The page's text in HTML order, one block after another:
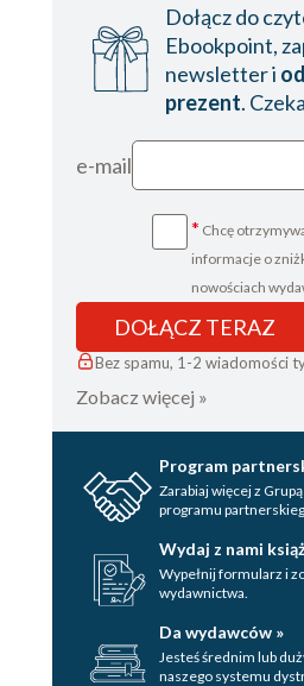
Dołącz do
Ebookpoint,
newsletter i
prezent.
e-mail
* Chcę
informacje o
nowościach
DOŁĄCZ TERAZ
Bez spamu, 1-2 wiadomości
Zobacz więcej »
Program
Zarabiaj więcej z
programu
Wydaj z nami
Wypełnij formularz i
wydawnictwa.
Da wydawców »
Jesteś średnim lub
naszego systemu